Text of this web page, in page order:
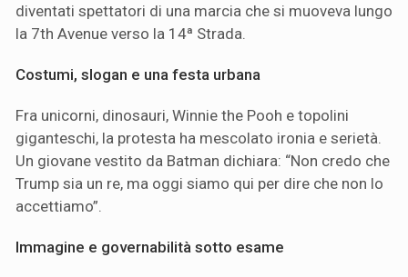
diventati spettatori di una marcia che si muoveva lungo
la 7th Avenue verso la 14ª Strada.
Costumi, slogan e una festa urbana
Fra unicorni, dinosauri, Winnie the Pooh e topolini
giganteschi, la protesta ha mescolato ironia e serietà.
Un giovane vestito da Batman dichiara: “Non credo che
Trump sia un re, ma oggi siamo qui per dire che non lo
accettiamo”.
Immagine e governabilità sotto esame